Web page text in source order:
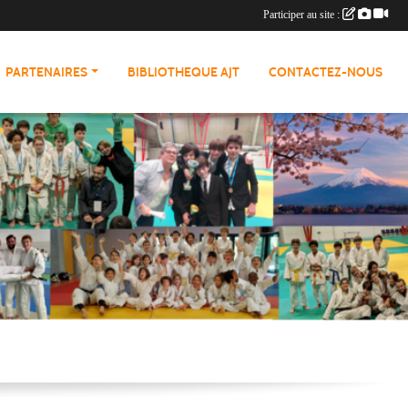
PARTENAIRES BIBLIOTHEQUE AJT CONTACTEZ-NOUS
Participer au site :